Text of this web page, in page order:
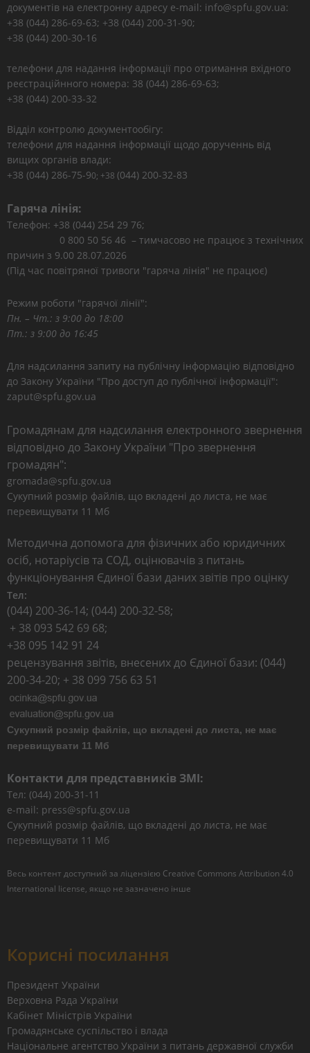
документів на електронну адресу e-mail: info@spfu.gov.ua:
+38 (044) 286-69-63; +38 (044) 200-31-90;
+38 (044) 200-30-16
телефони для надання інформації про отримання вхідного
реєстраційнного номера: 38 (044) 286-69-63;
+38 (044) 200-33-32
Відділ контролю документообігу:
телефони для надання інформації щодо дорученнь від
вищих органів влади:
+38 (044) 286-75-90; +38 (044) 200-32-83
Гаряча лінія:
Телефон: +38 (044) 254 29 76;
0 800 50 56 46 – тимчасово не працює з технічних
причин з 9.00 28.07.2026
(Під час повітряної тривоги "гаряча лінія" не працює)
Режим роботи "гарячої лінії":
Пн. – Чт.: з 9:00 до 18:00
Пт.: з 9:00 до 16:45
Для надсилання запиту на публічну інформацію відповідно
до Закону України "Про доступ до публічної інформації":
zaput@spfu.gov.ua
Громадянам для надсилання електронного звернення
відповідно до Закону України "Про звернення
громадян":
gromada@spfu.gov.ua
Сукупний розмір файлів, що вкладені до листа, не має
перевищувати 11 Мб
Методична допомога для фізичних або юридичних
осіб, нотаріусів та СОД, оцінювачів з питань
функціонування Єдиної бази даних звітів про оцінку
Тел:
(044) 200-36-14; (044) 200-32-58;
+ 38 093 542 69 68;
+38 095 142 91 24
рецензування звітів, внесених до Єдиної бази: (044)
200-34-20; + 38 099 756 63 51
Сукупний розмір файлів, що вкладені до листа, не має
перевищувати 11 Мб
Контакти для представників ЗМІ:
Тел: (044) 200-31-11
e-mail: press@spfu.gov.ua
Сукупний розмір файлів, що вкладені до листа, не має
перевищувати 11 Мб
Весь контент доступний за ліцензією Creative Commons Attribution 4.0
International license, якщо не зазначено інше
Корисні посилання
Президент України
Верховна Рада України
Кабінет Міністрів України
Громадянське суспільство і влада
Національне агентство України з питань державної служби